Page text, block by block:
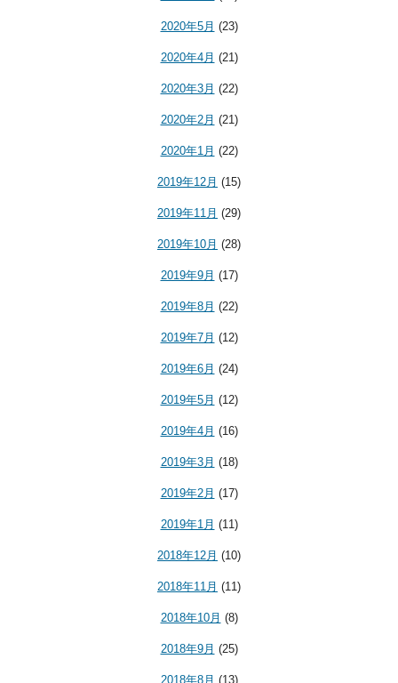
2020年5月 (23)
2020年4月 (21)
2020年3月 (22)
2020年2月 (21)
2020年1月 (22)
2019年12月 (15)
2019年11月 (29)
2019年10月 (28)
2019年9月 (17)
2019年8月 (22)
2019年7月 (12)
2019年6月 (24)
2019年5月 (12)
2019年4月 (16)
2019年3月 (18)
2019年2月 (17)
2019年1月 (11)
2018年12月 (10)
2018年11月 (11)
2018年10月 (8)
2018年9月 (25)
2018年8月 (13)